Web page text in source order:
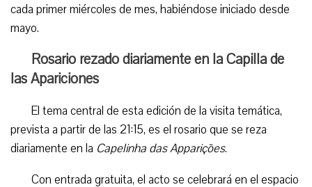
cada primer miércoles de mes, habiéndose iniciado desde
mayo.
Rosario rezado diariamente en la Capilla de
las Apariciones
El tema central de esta edición de la visita temática,
prevista a partir de las 21:15, es el rosario que se reza
diariamente en la Capelinha das Apparições.
Con entrada gratuita, el acto se celebrará en el espacio